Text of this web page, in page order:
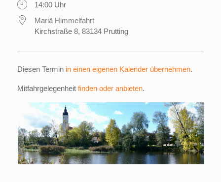
14:00 Uhr
Mariä Himmelfahrt
Kirchstraße 8, 83134 Prutting
Diesen Termin in einen eigenen Kalender übernehmen.
Mitfahrgelegenheit finden oder anbieten.